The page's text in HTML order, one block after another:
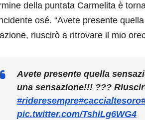
della puntata Carmelita è
osé. “Avete presente
riuscirò a ritrovare il mio
Avete presente quella
una sensazione!!! ???
#rideresempre#caccialtesoro
pic.twitter.com/TshiLg6WG4